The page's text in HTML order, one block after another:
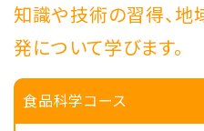
2025/07/10
創作たまご料
知識や技術の習得、
発について学びます。
食品科学コース